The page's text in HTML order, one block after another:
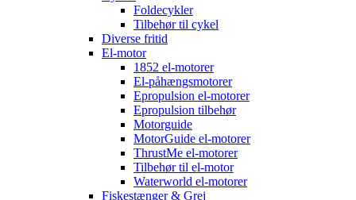
Foldecykler
Tilbehør til cykel
Diverse fritid
El-motor
1852 el-motorer
El-påhængsmotorer
Epropulsion el-motorer
Epropulsion tilbehør
Motorguide
MotorGuide el-motorer
ThrustMe el-motorer
Tilbehør til el-motor
Waterworld el-motorer
Fiskestænger & Grej